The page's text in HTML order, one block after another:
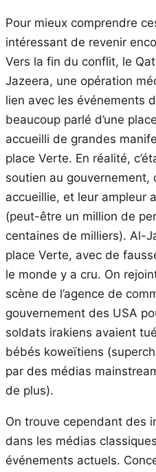
Pour mieux comprendre
intéressant de revenir
Vers la fin du conflit, le
Jazeera, une opération
lien avec les événements
beaucoup parlé d’une
accueilli de grandes
place Verte. En réalité,
soutien au gouvernement,
accueillie, et leur ampleur
(peut-être un million de
centaines de milliers). Al-
place Verte, avec de
le monde y a cru. On
scène de l’agence de
gouvernement des USA
soldats irakiens avaient
bébés koweïtiens
par des médias
de plus).
On trouve cependant des
dans les médias
événements actuels.